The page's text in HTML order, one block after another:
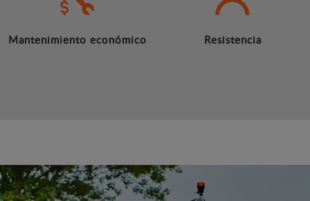
Mantenimiento económico Resistencia